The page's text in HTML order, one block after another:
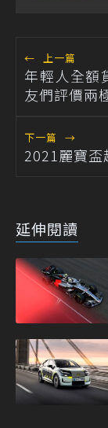
← 上一篇
年輕人全額
友們評價兩
下一篇 →
2021麗寶盃
延伸閱讀